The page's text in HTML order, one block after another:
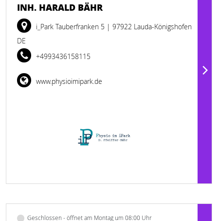
INH. HARALD BÄHR
i_Park Tauberfranken 5 | 97922 Lauda-Königshofen
DE
+4993436158115
www.physioimipark.de
Geschlossen - öffnet am Montag um 08:00 Uhr